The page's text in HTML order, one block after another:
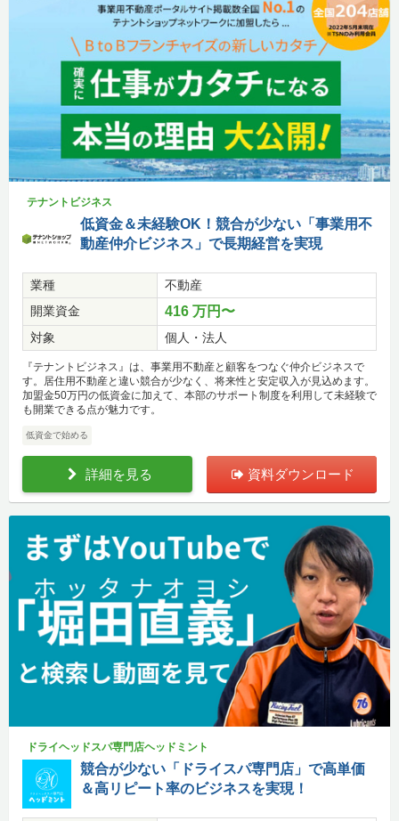
テナントビジネス
低資金＆未経験OK！競合が少ない「事業用不
動産仲介ビジネス」で長期経営を実現
業種
不動産
開業資金
416 万円〜
対象 個人・法人
『テナントビジネス』は、事業用不動産と顧客をつなぐ仲介ビジネスで
す。居住用不動産と違い競合が少なく、将来性と安定収入が見込めます。
加盟金50万円の低資金に加えて、本部のサポート制度を利用して未経験で
も開業できる点が魅力です。
低資金で始める
詳細を見る 資料ダウンロード
ドライヘッドスパ専門店ヘッドミント
競合が少ない「ドライスパ専門店」で高単価
＆高リピート率のビジネスを実現！